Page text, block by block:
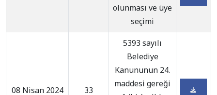
olunması ve üye
seçimi
08 Nisan 2024 33
5393 sayılı
Belediye
Kanununun 24.
maddesi gereği